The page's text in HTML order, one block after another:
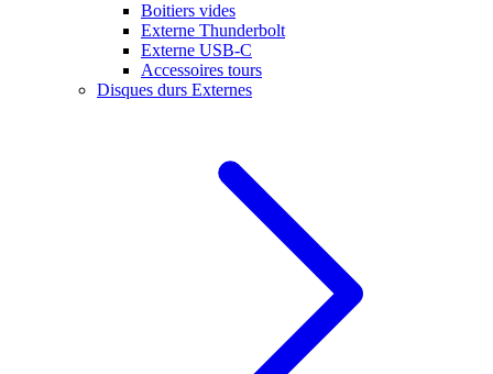
Boitiers vides
Externe Thunderbolt
Externe USB-C
Accessoires tours
Disques durs Externes